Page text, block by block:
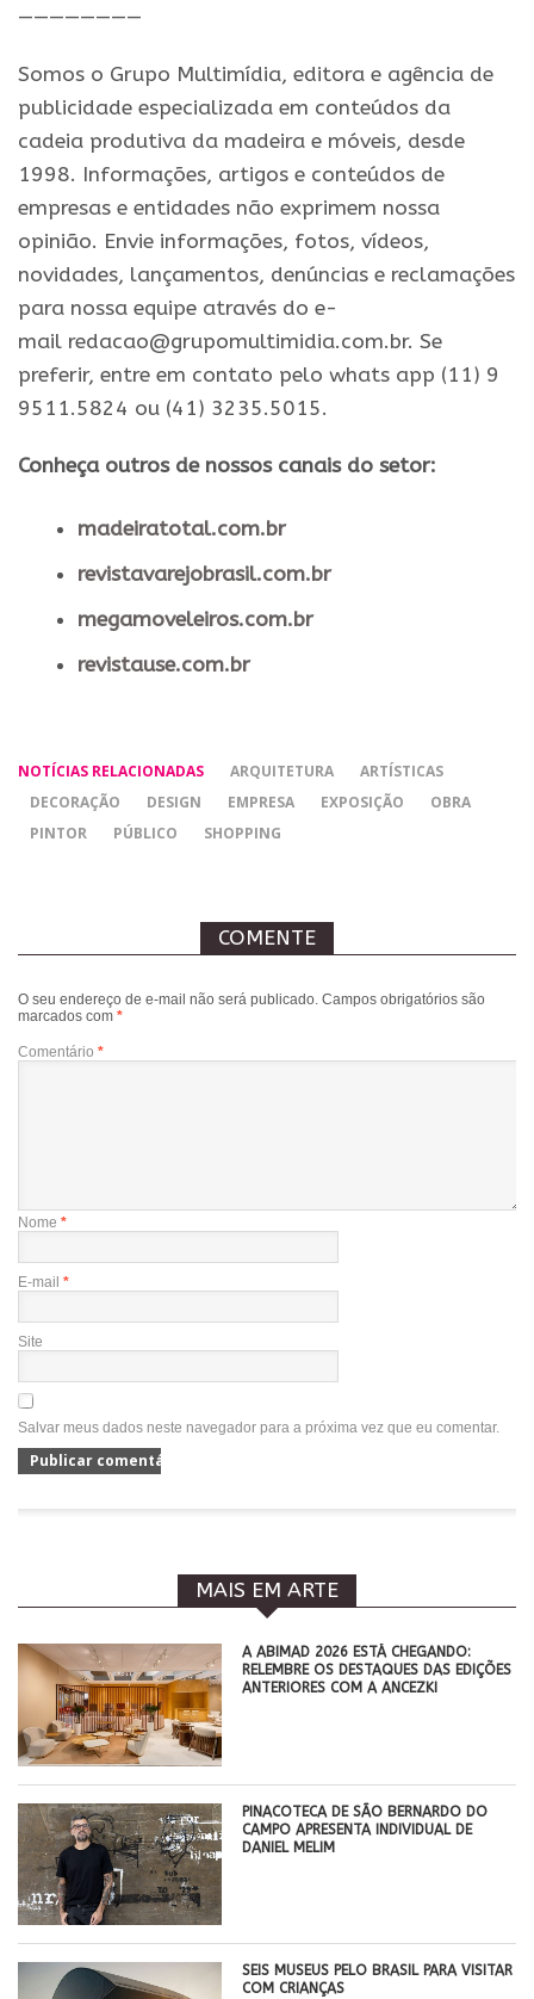
————————
Somos o Grupo Multimídia, editora e agência de
publicidade especializada em conteúdos da
cadeia produtiva da madeira e móveis, desde
1998. Informações, artigos e conteúdos de
empresas e entidades não exprimem nossa
opinião. Envie informações, fotos, vídeos,
novidades, lançamentos, denúncias e reclamações
para nossa equipe através do e-
mail redacao@grupomultimidia.com.br. Se
preferir, entre em contato pelo whats app (11) 9
9511.5824 ou (41) 3235.5015.
Conheça outros de nossos canais do setor:
madeiratotal.com.br
revistavarejobrasil.com.br
megamoveleiros.com.br
revistause.com.br
NOTÍCIAS RELACIONADAS ARQUITETURA
ARTÍSTICAS
DECORAÇÃO
DESIGN EMPRESA EXPOSIÇÃO
OBRA
PINTOR
PÚBLICO SHOPPING
COMENTE
O seu endereço de e-mail não será publicado. Campos obrigatórios são
marcados com *
Comentário *
Nome *
E-mail *
Site
Salvar meus dados neste navegador para a próxima vez que eu comentar.
MAIS EM ARTE
A ABIMAD 2026 ESTÁ CHEGANDO:
RELEMBRE OS DESTAQUES DAS EDIÇÕES
ANTERIORES COM A ANCEZKI
PINACOTECA DE SÃO BERNARDO DO
CAMPO APRESENTA INDIVIDUAL DE
DANIEL MELIM
SEIS MUSEUS PELO BRASIL PARA VISITAR
COM CRIANÇAS